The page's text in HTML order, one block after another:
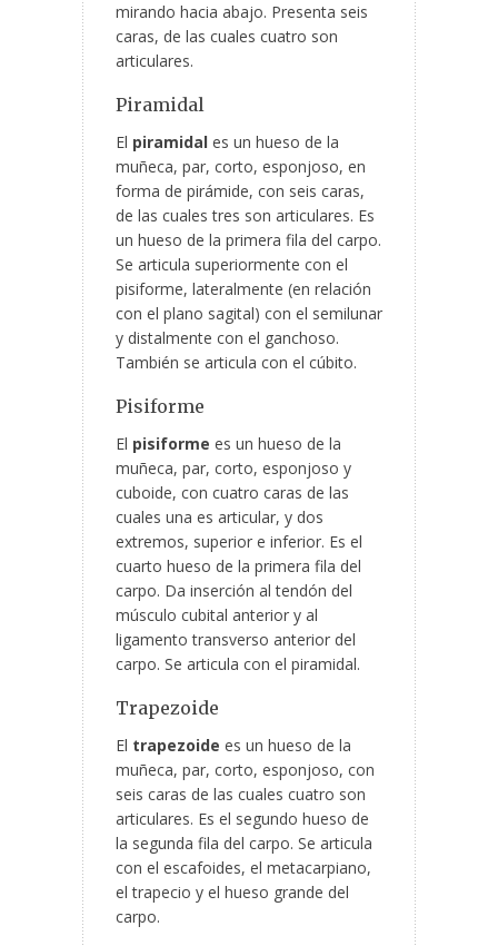
mirando hacia abajo. Presenta seis
caras, de las cuales cuatro son
articulares.
Piramidal
El piramidal es un hueso de la
muñeca, par, corto, esponjoso, en
forma de pirámide, con seis caras,
de las cuales tres son articulares. Es
un hueso de la primera fila del carpo.
Se articula superiormente con el
pisiforme, lateralmente (en relación
con el plano sagital) con el semilunar
y distalmente con el ganchoso.
También se articula con el cúbito.
Pisiforme
El pisiforme es un hueso de la
muñeca, par, corto, esponjoso y
cuboide, con cuatro caras de las
cuales una es articular, y dos
extremos, superior e inferior. Es el
cuarto hueso de la primera fila del
carpo. Da inserción al tendón del
músculo cubital anterior y al
ligamento transverso anterior del
carpo. Se articula con el piramidal.
Trapezoide
El trapezoide es un hueso de la
muñeca, par, corto, esponjoso, con
seis caras de las cuales cuatro son
articulares. Es el segundo hueso de
la segunda fila del carpo. Se articula
con el escafoides, el metacarpiano,
el trapecio y el hueso grande del
carpo.